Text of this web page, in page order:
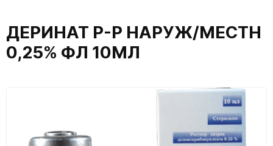
ДЕРИНАТ Р-Р НАРУЖ/МЕСТН
0,25% ФЛ 10МЛ